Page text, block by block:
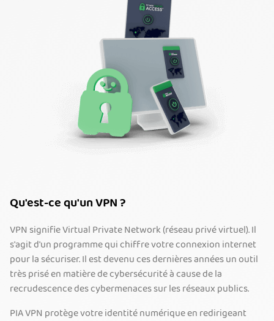
Qu'est-ce qu'un VPN ?
VPN signifie Virtual Private Network (réseau privé virtuel). Il
s'agit d'un programme qui chiffre votre connexion internet
pour la sécuriser. Il est devenu ces dernières années un outil
très prisé en matière de cybersécurité à cause de la
recrudescence des cybermenaces sur les réseaux publics.
PIA VPN protège votre identité numérique en redirigeant